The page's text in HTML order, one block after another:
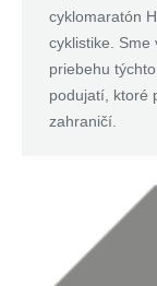
cyklomaratón
cyklistike. Sme
priebehu
podujatí, ktoré
zahraničí.